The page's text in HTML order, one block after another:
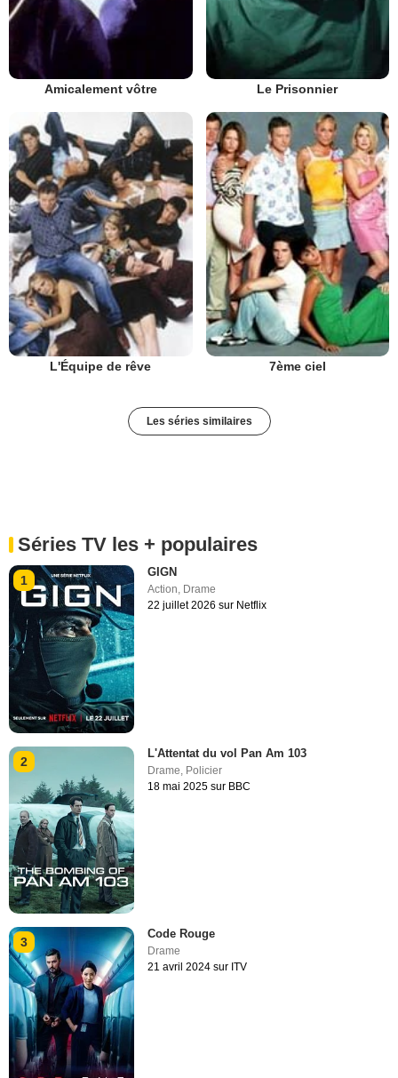
Amicalement vôtre Le Prisonnier
L'Équipe de rêve 7ème ciel
Les séries similaires
Séries TV les + populaires
1
GIGN
Action, Drame
22 juillet 2026 sur Netflix
2
L'Attentat du vol Pan Am 103
Drame Policier
18 mai 2025 sur BBC
3
Code Rouge
Drame
21 avril 2024 sur ITV